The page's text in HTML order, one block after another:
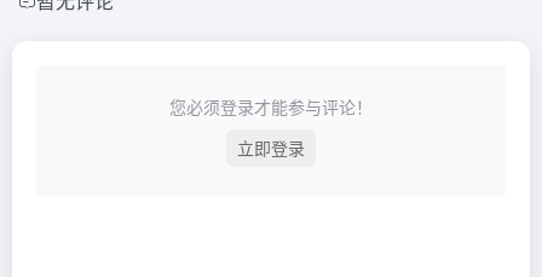
您必须登录才能参与评论！
立即登录